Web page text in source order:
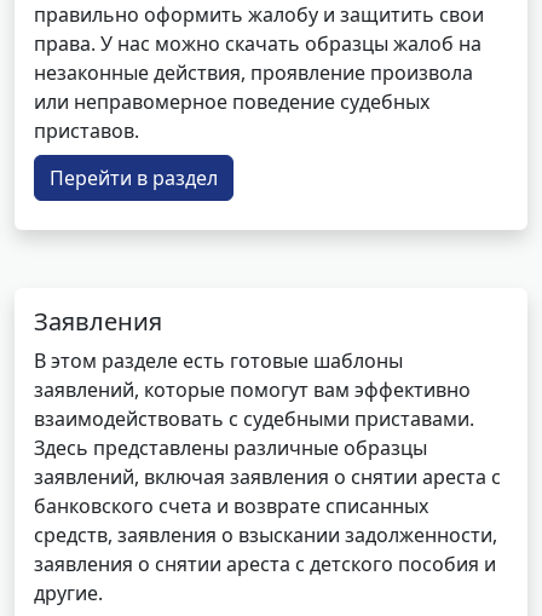
правильно оформить жалобу и защитить свои
права. У нас можно скачать образцы жалоб на
незаконные действия, проявление произвола
или неправомерное поведение судебных
приставов.
Перейти в раздел
Заявления
В этом разделе есть готовые шаблоны
заявлений, которые помогут вам эффективно
взаимодействовать с судебными приставами.
Здесь представлены различные образцы
заявлений, включая заявления о снятии ареста с
банковского счета и возврате списанных
средств, заявления о взыскании задолженности,
заявления о снятии ареста с детского пособия и
другие.